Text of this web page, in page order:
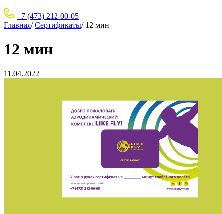
+7 (473) 212-00-05
Главная/ Сертификаты/ 12 мин
12 мин
11.04.2022